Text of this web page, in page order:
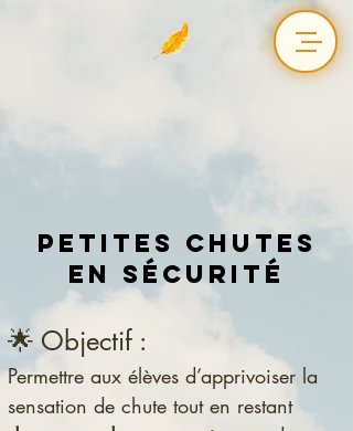
Petites chutes
en sécurité
🌟 Objectif :
Permettre aux élèves d’apprivoiser la
sensation de chute tout en restant